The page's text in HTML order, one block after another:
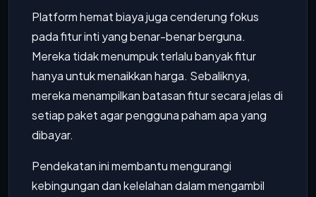
Platform hemat biaya juga cenderung fokus
pada fitur inti yang benar-benar berguna.
Mereka tidak menumpuk terlalu banyak fitur
hanya untuk menaikkan harga. Sebaliknya,
mereka menampilkan batasan fitur secara jelas di
setiap paket agar pengguna paham apa yang
dibayar.
Pendekatan ini membantu mengurangi
kebingungan dan kelelahan dalam mengambil